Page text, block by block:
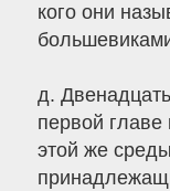
кого они
д.
первой главе
этой же